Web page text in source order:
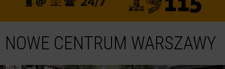
NOWE CENTRUM WARSZAWY